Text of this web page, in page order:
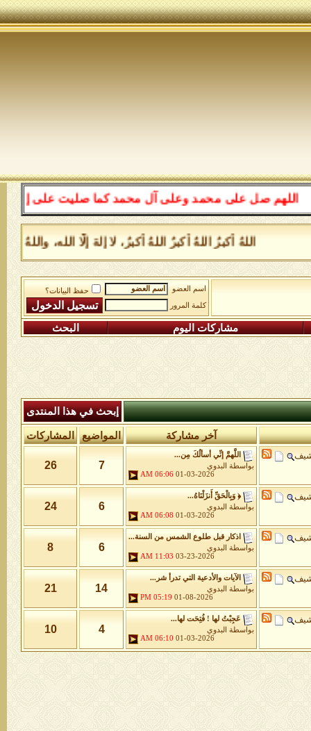
اللهم صل على محمد وعلى آل محمد كما صليت على إبراهيم
اللهُ أكبرُ اللهُ أكبرُ اللهُ أكبرُ، لا إلهَ إلَّا الله،
اسم العضو
حفظ البيانات؟
كلمة المرور
مشاركات اليوم البحث
إبحث في هذا المنتدى
آخر مشاركة المواضيع المشاركات
اللَّهمَّ إنِّي أسألُكَ مِن...
بواسطة
البدوي
01-03-2026
06:06 AM
7
26
﴿ وَبِالْحَقِّ أَنزَلْنَاهُ...
بواسطة
البدوي
01-03-2026
06:08 AM
6
24
اذكار قبل طلوع الشمس من السنة...
بواسطة
البدوي
03-23-2026
11:03 AM
6
8
الآيات والأدعية التي تدرأ شر...
بواسطة
البدوي
01-08-2026
05:19 PM
14
21
عَجِبْتُ لها ! فُتِحَت لها...
بواسطة
البدوي
01-03-2026
06:10 AM
4
10